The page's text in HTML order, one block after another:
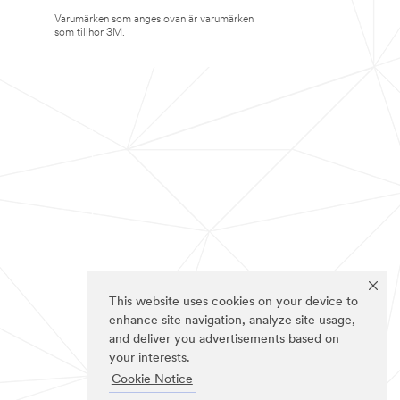
This website uses cookies on your device to
enhance site navigation, analyze site usage,
and deliver you advertisements based on
your interests.
Cookie Notice
Varumärken som anges ovan är varumärken
som tillhör 3M.